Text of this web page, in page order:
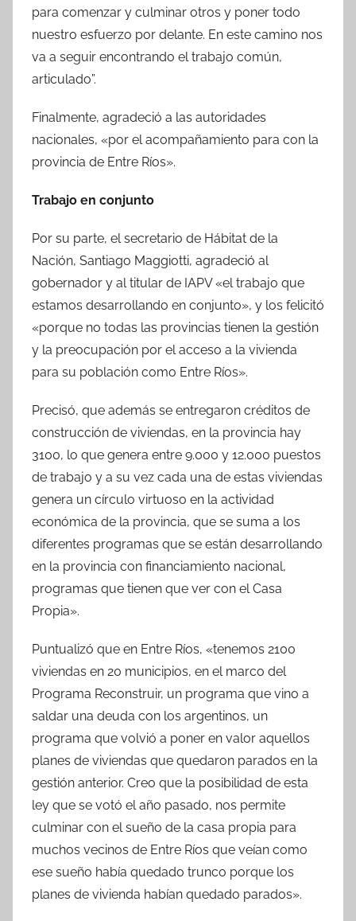
para comenzar y culminar otros y poner todo
nuestro esfuerzo por delante. En este camino nos
va a seguir encontrando el trabajo común,
articulado”.
Finalmente, agradeció a las autoridades
nacionales, «por el acompañamiento para con la
provincia de Entre Ríos».
Trabajo en conjunto
Por su parte, el secretario de Hábitat de la
Nación, Santiago Maggiotti, agradeció al
gobernador y al titular de IAPV «el trabajo que
estamos desarrollando en conjunto», y los felicitó
«porque no todas las provincias tienen la gestión
y la preocupación por el acceso a la vivienda
para su población como Entre Ríos».
Precisó, que además se entregaron créditos de
construcción de viviendas, en la provincia hay
3100, lo que genera entre 9.000 y 12.000 puestos
de trabajo y a su vez cada una de estas viviendas
genera un círculo virtuoso en la actividad
económica de la provincia, que se suma a los
diferentes programas que se están desarrollando
en la provincia con financiamiento nacional,
programas que tienen que ver con el Casa
Propia».
Puntualizó que en Entre Ríos, «tenemos 2100
viviendas en 20 municipios, en el marco del
Programa Reconstruir, un programa que vino a
saldar una deuda con los argentinos, un
programa que volvió a poner en valor aquellos
planes de viviendas que quedaron parados en la
gestión anterior. Creo que la posibilidad de esta
ley que se votó el año pasado, nos permite
culminar con el sueño de la casa propia para
muchos vecinos de Entre Ríos que veían como
ese sueño había quedado trunco porque los
planes de vivienda habían quedado parados».